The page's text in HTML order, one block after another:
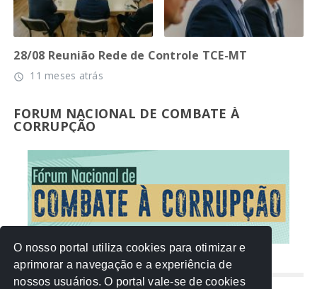
28/08 Reunião Rede de Controle TCE-MT
access_time 11 meses atrás
FORUM NACIONAL DE COMBATE À
CORRUPÇÃO
NUVEM DE TAGS
O nosso portal utiliza cookies para otimizar e
aprimorar a navegação e a experiência de
nossos usuários. O portal vale-se de cookies